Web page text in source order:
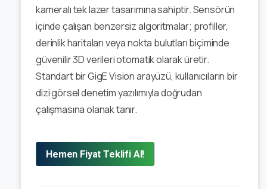
kameralı tek lazer tasarımına sahiptir. Sensörün
içinde çalışan benzersiz algoritmalar; profiller,
derinlik haritaları veya nokta bulutları biçiminde
güvenilir 3D verileri otomatik olarak üretir.
Standart bir GigE Vision arayüzü, kullanıcıların bir
dizi görsel denetim yazılımıyla doğrudan
çalışmasına olanak tanır.
Hemen Fiyat Teklifi Al!